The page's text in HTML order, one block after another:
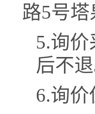
路5号塔
5.询价
后不退
6.询价